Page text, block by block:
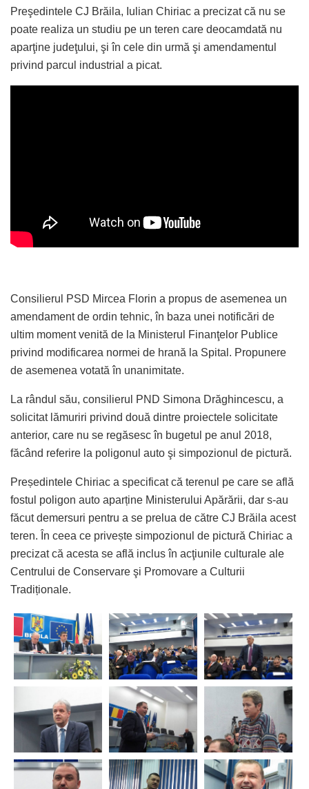
Preşedintele CJ Brăila, Iulian Chiriac a precizat că nu se
poate realiza un studiu pe un teren care deocamdată nu
aparţine judeţului, şi în cele din urmă şi amendamentul
privind parcul industrial a picat.
Consilierul PSD Mircea Florin a propus de asemenea un
amendament de ordin tehnic, în baza unei notificări de
ultim moment venită de la Ministerul Finanţelor Publice
privind modificarea normei de hrană la Spital. Propunere
de asemenea votată în unanimitate.
La rândul său, consilierul PND Simona Drăghincescu, a
solicitat lămuriri privind două dintre proiectele solicitate
anterior, care nu se regăsesc în bugetul pe anul 2018,
făcând referire la poligonul auto şi simpozionul de pictură.
Președintele Chiriac a specificat că terenul pe care se află
fostul poligon auto aparține Ministerului Apărării, dar s-au
făcut demersuri pentru a se prelua de către CJ Brăila acest
teren. În ceea ce privește simpozionul de pictură Chiriac a
precizat că acesta se află inclus în acţiunile culturale ale
Centrului de Conservare şi Promovare a Culturii
Tradiționale.